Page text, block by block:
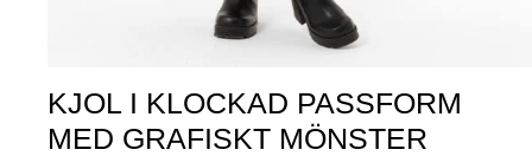
KJOL I KLOCKAD PASSFORM
MED GRAFISKT MÖNSTER